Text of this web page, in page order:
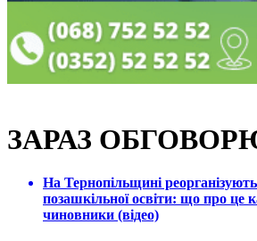
ЗАРАЗ
На Тернопільщині
позашкільної освіти: що про це
чиновники (відео)